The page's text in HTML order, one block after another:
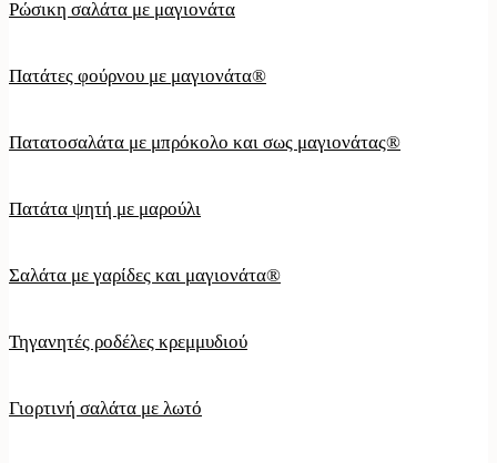
Ρώσικη σαλάτα με μαγιονάτα
Πατάτες φούρνου με μαγιονάτα®
Πατατοσαλάτα με μπρόκολο και σως μαγιονάτας®
Πατάτα ψητή με μαρούλι
Σαλάτα με γαρίδες και μαγιονάτα®
Τηγανητές ροδέλες κρεμμυδιού
Γιορτινή σαλάτα με λωτό